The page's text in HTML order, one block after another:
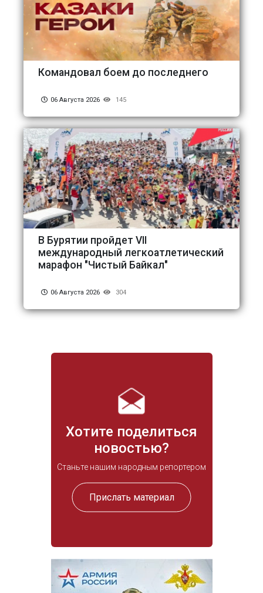
Хотите поделиться
новостью?
Станьте нашим народным репортером
Прислать материал
Командовал боем до последнего
06 Августа 2026 145
В Бурятии пройдет VII
международный легкоатлетический
марафон "Чистый Байкал"
06 Августа 2026 304